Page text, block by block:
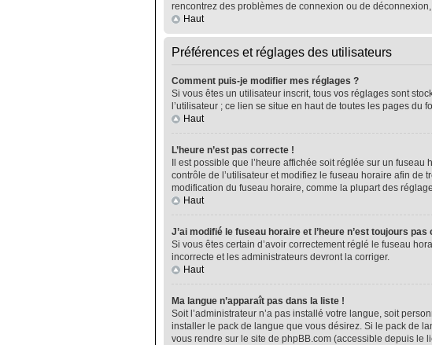
rencontrez des problèmes de connexion ou de
Haut
Préférences et réglages des utilisateurs
Comment puis-je modifier mes réglages ?
Si vous êtes un utilisateur inscrit, tous vos réglages sont
l’utilisateur ; ce lien se situe en haut de toutes les pages
Haut
L’heure n’est pas correcte !
Il est possible que l’heure affichée soit réglée sur un
contrôle de l’utilisateur et modifiez le fuseau horaire afin de
modification du fuseau horaire, comme la plupart des
Haut
J’ai modifié le fuseau horaire et l’heure n’est toujours pas
Si vous êtes certain d’avoir correctement réglé le fuseau
incorrecte et les administrateurs devront la corriger.
Haut
Ma langue n’apparaît pas dans la liste !
Soit l’administrateur n’a pas installé votre langue, soit
installer le pack de langue que vous désirez. Si le pack de
vous rendre sur le site de phpBB.com (accessible depuis le